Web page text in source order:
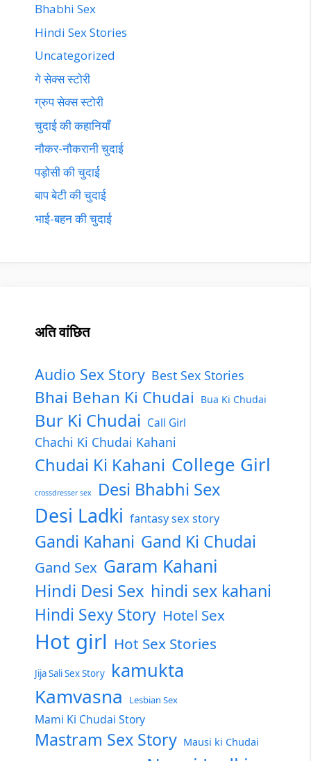
Bhabhi Sex
Hindi Sex Stories
Uncategorized
गे सेक्स स्टोरी
ग्रुप सेक्स स्टोरी
चुदाई की कहानियाँ
नौकर-नौकरानी चुदाई
पड़ोसी की चुदाई
बाप बेटी की चुदाई
भाई-बहन की चुदाई
अति वांछित
Audio Sex Story Best Sex Stories
Bhai Behan Ki Chudai Bua Ki Chudai
Bur Ki Chudai Call Girl
Chachi Ki Chudai Kahani
Chudai Ki Kahani College Girl
crossdresser sex Desi Bhabhi Sex
Desi Ladki fantasy sex story
Gandi Kahani Gand Ki Chudai
Gand Sex Garam Kahani
Hindi Desi Sex hindi sex kahani
Hindi Sexy Story Hotel Sex
Hot girl Hot Sex Stories
Jija Sali Sex Story kamukta
Kamvasna Lesbian Sex
Mami Ki Chudai Story
Mastram Sex Story Mausi ki Chudai